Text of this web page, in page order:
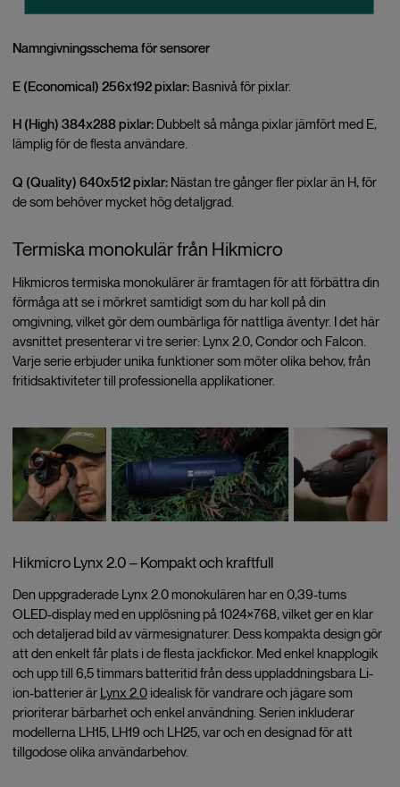
Namngivningsschema för sensorer
E (Economical) 256x192 pixlar:Basnivå för pixlar.
H (High) 384x288 pixlar:Dubbelt så många pixlar jämfört med E,
lämplig för de flesta användare.
Q (Quality) 640x512 pixlar:Nästan tre gånger fler pixlar än H, för
de som behöver mycket hög detaljgrad.
Termiska monokulär från Hikmicro
Hikmicros termiska monokulärer är framtagen för att förbättra din
förmåga att se i mörkret samtidigt som du har koll på din
omgivning, vilket gör dem oumbärliga för nattliga äventyr. I det här
avsnittet presenterar vi tre serier: Lynx 2.0, Condor och Falcon.
Varje serie erbjuder unika funktioner som möter olika behov, från
fritidsaktiviteter till professionella applikationer.
Hikmicro Lynx 2.0 – Kompakt och kraftfull
Den uppgraderade Lynx 2.0 monokulären har en 0,39-tums
OLED-display med en upplösning på 1024×768, vilket ger en klar
och detaljerad bild av värmesignaturer. Dess kompakta design gör
att den enkelt får plats i de flesta jackfickor. Med enkel knapplogik
och upp till 6,5 timmars batteritid från dess uppladdningsbara Li-
ion-batterier är Lynx 2.0idealisk för vandrare och jägare som
prioriterar bärbarhet och enkel användning. Serien inkluderar
modellerna LH15, LH19 och LH25, var och en designad för att
tillgodose olika användarbehov.